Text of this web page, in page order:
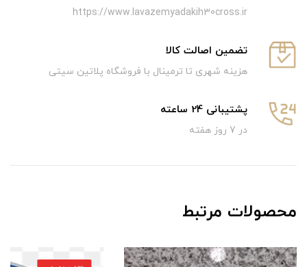
https://www.lavazemyadakih30cross.ir
تضمین اصالت کالا
هزینه شهری تا ترمینال با فروشگاه پلاتین سیتی
پشتیبانی 24 ساعته
در 7 روز هفته
محصولات مرتبط